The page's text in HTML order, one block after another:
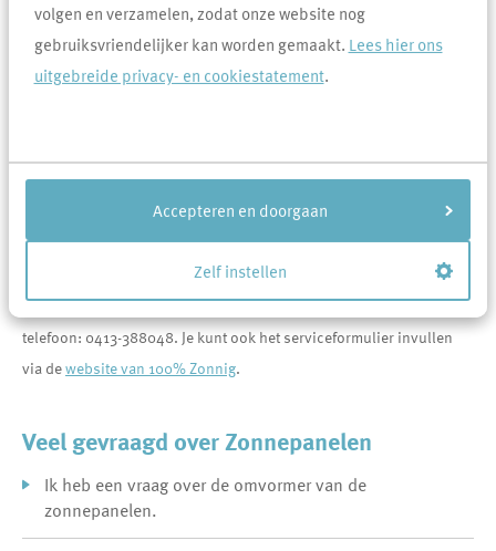
volgen en verzamelen, zodat onze website nog
gebruiksvriendelijker kan worden gemaakt. Lees hier ons
uitgebreide privacy- en cookiestatement.
Accepteren en doorgaan
Zelf instellen
geplaatst.
Nieuwe, individuele verzoeken voor zonnepanelen op bestaande
We doen ook geen uitbreidingen op bestaande installaties en we
Samenwerkingspartner voor storingen
Bij technische vragen of defecten aan de zonnepanelen, kan er
rechtstreeks contact opgenomen worden met 100% Zonnig via
telefoon: 0413-388048. Je kunt ook het serviceformulier invullen
via dewebsite van 100% Zonnig.
Veel gevraagd over Zonnepanelen
Ik heb een vraag over de omvormer van de
zonnepanelen.